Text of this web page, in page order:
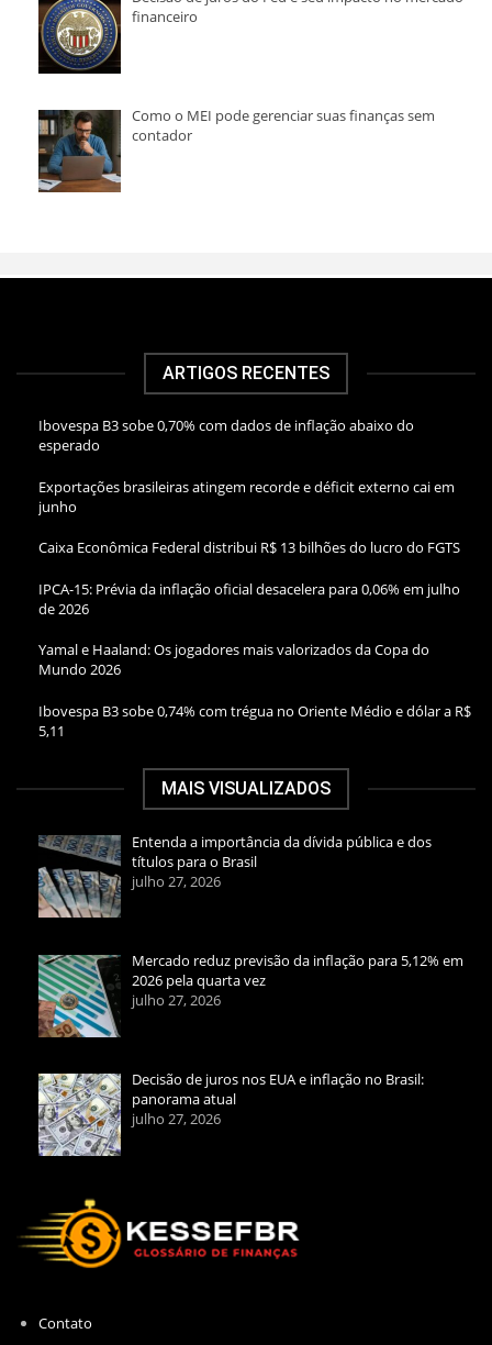
financeiro
Como o MEI pode gerenciar suas finanças sem
contador
ARTIGOS RECENTES
Ibovespa B3 sobe 0,70% com dados de inflação abaixo do
esperado
Exportações brasileiras atingem recorde e déficit externo cai em
junho
Caixa Econômica Federal distribui R$ 13 bilhões do lucro do FGTS
IPCA-15: Prévia da inflação oficial desacelera para 0,06% em julho
de 2026
Yamal e Haaland: Os jogadores mais valorizados da Copa do
Mundo 2026
Ibovespa B3 sobe 0,74% com trégua no Oriente Médio e dólar a R$
5,11
MAIS VISUALIZADOS
Entenda a importância da dívida pública e dos
títulos para o Brasil
julho 27, 2026
Mercado reduz previsão da inflação para 5,12% em
2026 pela quarta vez
julho 27, 2026
Decisão de juros nos EUA e inflação no Brasil:
panorama atual
julho 27, 2026
Contato